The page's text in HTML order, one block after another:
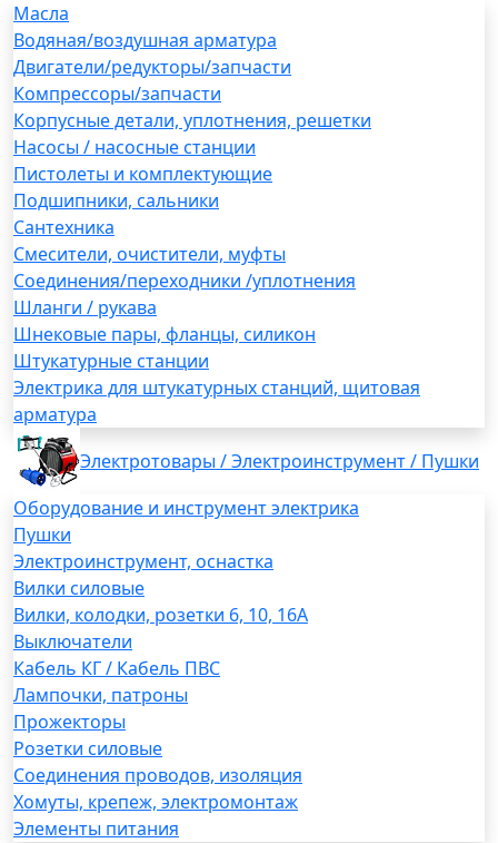
Масла
Водяная/воздушная арматура
Двигатели/редукторы/запчасти
Компрессоры/запчасти
Корпусные детали, уплотнения, решетки
Насосы / насосные станции
Пистолеты и комплектующие
Подшипники, сальники
Сантехника
Смесители, очистители, муфты
Соединения/переходники /уплотнения
Шланги / рукава
Шнековые пары, фланцы, силикон
Штукатурные станции
Электрика для штукатурных станций, щитовая
арматура
Электротовары / Электроинструмент / Пушки
Оборудование и инструмент электрика
Пушки
Электроинструмент, оснастка
Вилки силовые
Вилки, колодки, розетки 6, 10, 16А
Выключатели
Кабель КГ / Кабель ПВС
Лампочки, патроны
Прожекторы
Розетки силовые
Соединения проводов, изоляция
Хомуты, крепеж, электромонтаж
Элементы питания